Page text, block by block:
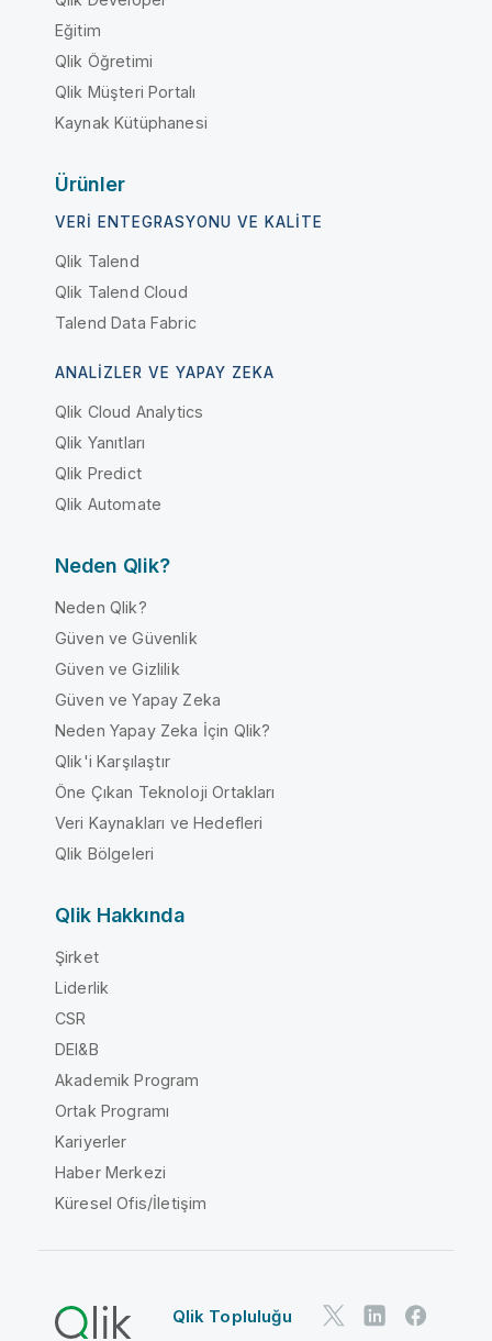
Eğitim
Qlik Öğretimi
Qlik Müşteri Portalı
Kaynak Kütüphanesi
Ürünler
VERI ENTEGRASYONU VE KALITE
Qlik Talend
Qlik Talend Cloud
Talend Data Fabric
ANALIZLER VE YAPAY ZEKA
Qlik Cloud Analytics
Qlik Yanıtları
Qlik Predict
Qlik Automate
Neden Qlik?
Neden Qlik?
Güven ve Güvenlik
Güven ve Gizlilik
Güven ve Yapay Zeka
Neden Yapay Zeka İçin Qlik?
Qlik'i Karşılaştır
Öne Çıkan Teknoloji Ortakları
Veri Kaynakları ve Hedefleri
Qlik Bölgeleri
Qlik Hakkında
Şirket
Liderlik
CSR
DEI&B
Akademik Program
Ortak Programı
Kariyerler
Haber Merkezi
Küresel Ofis/İletişim
Qlik Topluluğu